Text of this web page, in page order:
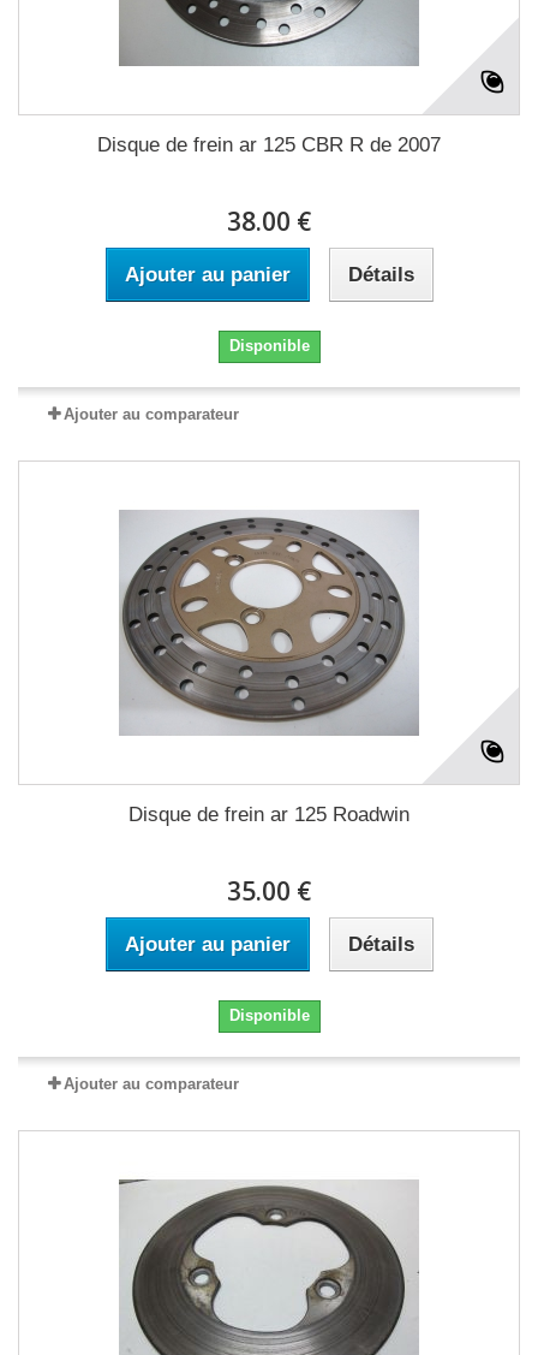
Disque de frein ar 125 CBR R de 2007
38.00 €
Ajouter au panier Détails
Disponible
Ajouter au comparateur
Disque de frein ar 125 Roadwin
35.00 €
Ajouter au panier Détails
Disponible
Ajouter au comparateur